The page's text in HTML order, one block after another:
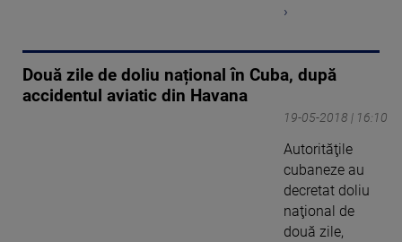
›
Două zile de doliu național în Cuba, după
accidentul aviatic din Havana
19-05-2018 | 16:10
Autorităţile
cubaneze au
decretat doliu
naţional de
două zile,